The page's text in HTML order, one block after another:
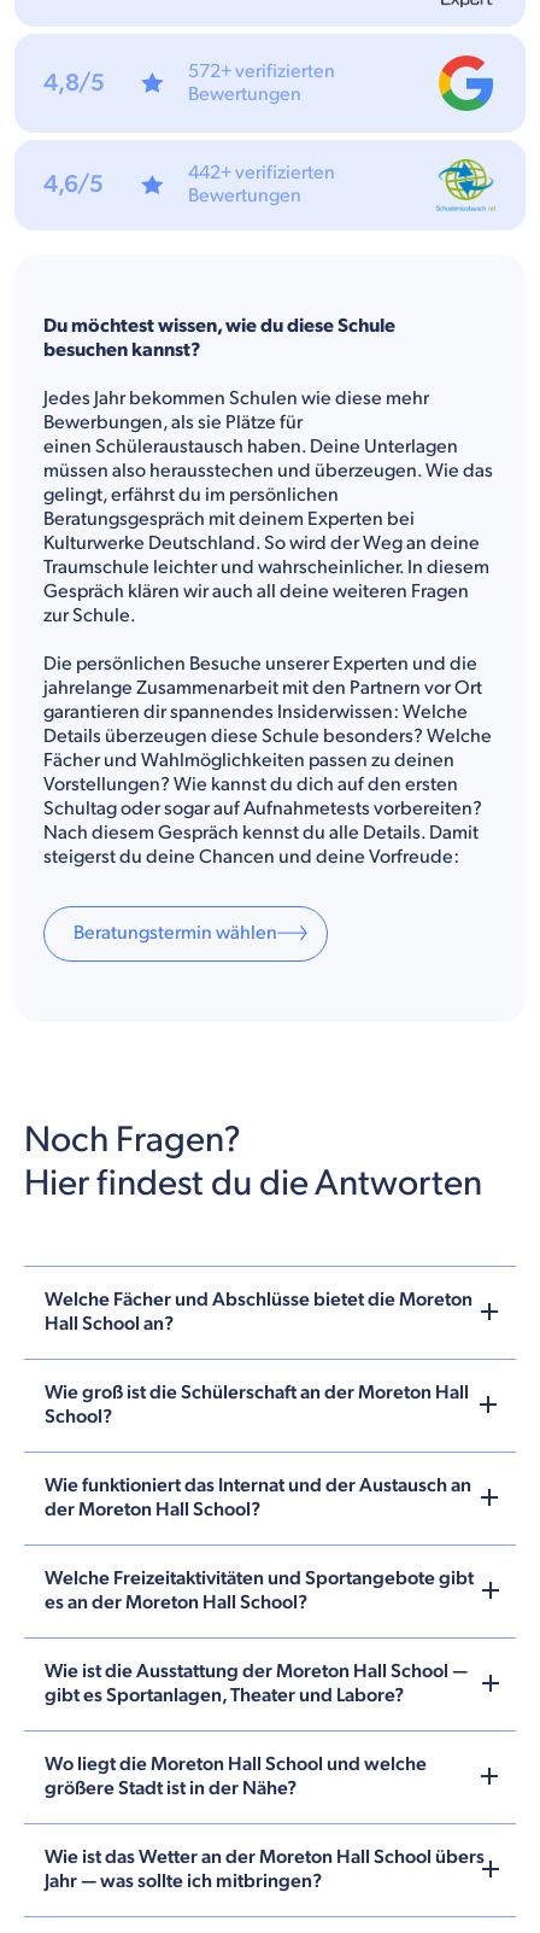
Du möchtest wissen, wie du diese Schule
besuchen kannst?
Jedes Jahr bekommen Schulen wie diese mehr
Bewerbungen, als sie Plätze für
einen Schüleraustausch haben. Deine Unterlagen
müssen also herausstechen und überzeugen. Wie das
gelingt, erfährst du im persönlichen
Beratungsgespräch mit deinem Experten bei
Kulturwerke Deutschland. So wird der Weg an deine
Traumschule leichter und wahrscheinlicher. In diesem
Gespräch klären wir auch all deine weiteren Fragen
zur Schule.
Die persönlichen Besuche unserer Experten und die
jahrelange Zusammenarbeit mit den Partnern vor Ort
garantieren dir spannendes Insiderwissen: Welche
Details überzeugen diese Schule besonders? Welche
Fächer und Wahlmöglichkeiten passen zu deinen
Vorstellungen? Wie kannst du dich auf den ersten
Schultag oder sogar auf Aufnahmetests vorbereiten?
Nach diesem Gespräch kennst du alle Details. Damit
steigerst du deine Chancen und deine Vorfreude:
Beratungstermin wählen
4,8/5
572+ verifizierten
Bewertungen
4,6/5
442+ verifizierten
Bewertungen
Noch Fragen?
Hier findest du die Antworten
Welche Fächer und Abschlüsse bietet die Moreton
Hall School an?
Wie groß ist die Schülerschaft an der Moreton Hall
School?
Wie funktioniert das Internat und der Austausch an
der Moreton Hall School?
Welche Freizeitaktivitäten und Sportangebote gibt
es an der Moreton Hall School?
Wie ist die Ausstattung der Moreton Hall School —
gibt es Sportanlagen, Theater und Labore?
Wo liegt die Moreton Hall School und welche
größere Stadt ist in der Nähe?
Wie ist das Wetter an der Moreton Hall School übers
Jahr — was sollte ich mitbringen?